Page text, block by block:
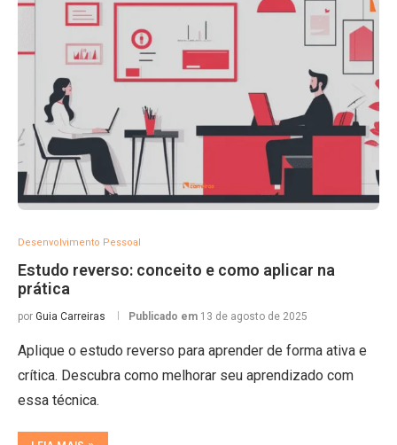
Desenvolvimento Pessoal
Estudo reverso: conceito e como aplicar na
prática
por Guia Carreiras Publicado em 13 de agosto de 2025
Aplique o estudo reverso para aprender de forma ativa e
crítica. Descubra como melhorar seu aprendizado com
essa técnica.